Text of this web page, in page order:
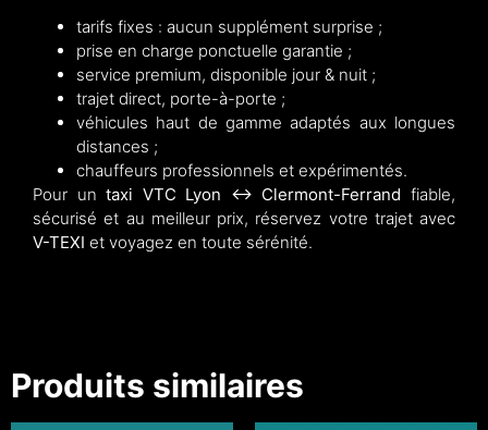
tarifs fixes : aucun supplément surprise ;
prise en charge ponctuelle garantie ;
service premium, disponible jour & nuit ;
trajet direct, porte-à-porte ;
véhicules haut de gamme adaptés aux longues
distances ;
chauffeurs professionnels et expérimentés.
Pour untaxi VTC Lyon ↔ Clermont-Ferrand fiable,
sécurisé et au meilleur prix, réservez votre trajet avec
V-TEXI et voyagez en toute sérénité.
Produits similaires